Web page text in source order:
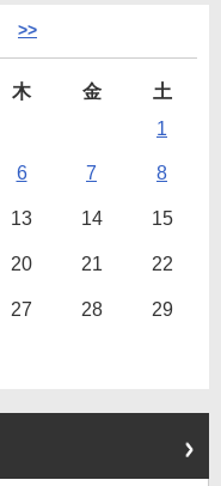
>>
木 金
土
1
6 7 8
13 14 15
20 21 22
27 28 29